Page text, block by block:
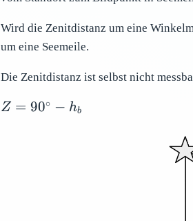
Wird die Zenitdistanz um eine
um eine Seemeile.
Die Zenitdistanz ist selbst nicht
Z =
Z = 90∘ − hb